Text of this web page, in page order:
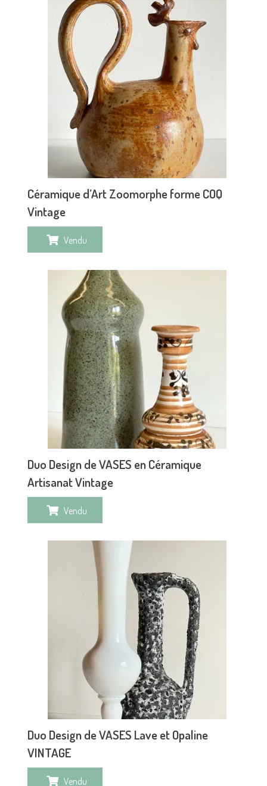
Céramique d’Art Zoomorphe forme COQ
Vintage
Vendu
Duo Design de VASES en Céramique
Artisanat Vintage
Vendu
Duo Design de VASES Lave et Opaline
VINTAGE
Vendu